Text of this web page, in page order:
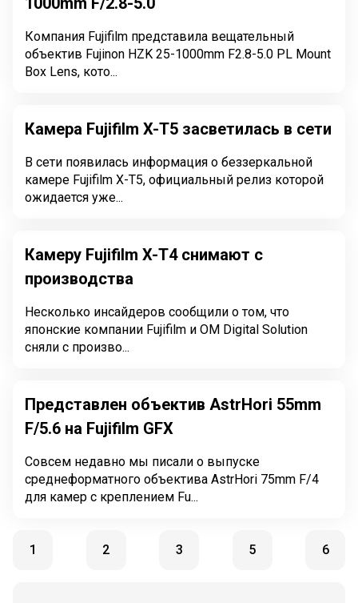
Компания Fujifilm представила вещательный
объектив Fujinon HZK 25-1000mm F2.8-5.0 PL Mount
Box Lens, кото...
Камера Fujifilm X-T5 засветилась в сети
В сети появилась информация о беззеркальной
камере Fujifilm X-T5, официальный релиз которой
ожидается уже...
Камеру Fujifilm X-T4 снимают с
производства
Несколько инсайдеров сообщили о том, что
японские компании Fujifilm и OM Digital Solution
сняли с произво...
Представлен объектив AstrHori 55mm
F/5.6 на Fujifilm GFX
Совсем недавно мы писали о выпуске
среднеформатного объектива AstrHori 75mm F/4
для камер с креплением Fu...
1 2 3 5 6